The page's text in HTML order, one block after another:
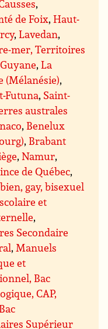
,
de Foix,Haut-
,Lavedan,
mer, Territoires
Guyane,La
(Mélanésie),
Futuna, Saint-
australes
, Benelux
, Brabant
,Namur,
de Québec,
gay, bisexuel
et
,
Secondaire
, Manuels
et
Bac
CAP,
Supérieur